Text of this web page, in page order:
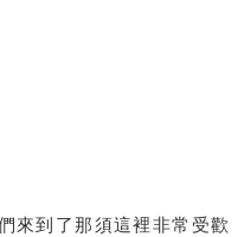
來到了那須這裡非常受歡